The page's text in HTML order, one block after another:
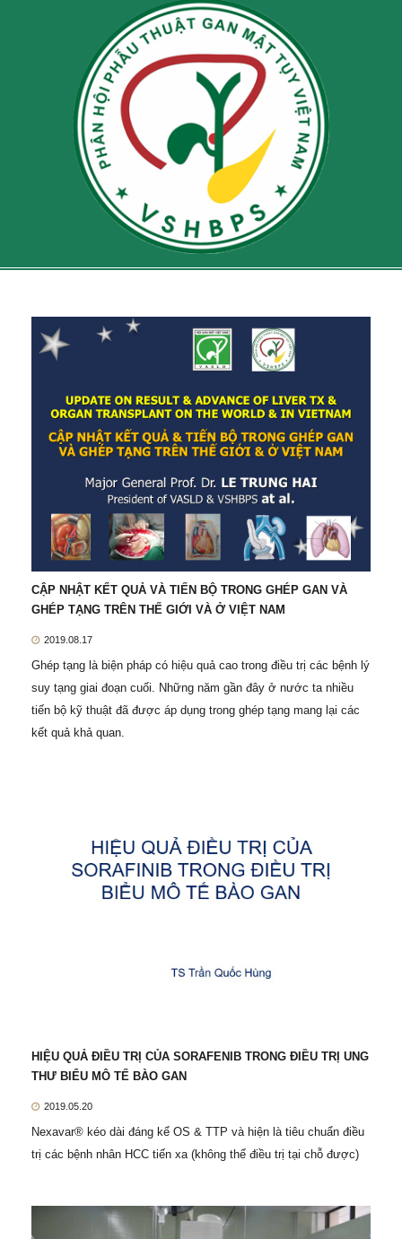
CẬP NHẬT KẾT QUẢ VÀ TIẾN BỘ TRONG GHÉP GAN VÀ
GHÉP TẠNG TRÊN THẾ GIỚI VÀ Ở VIỆT NAM
2019.08.17
Ghép tạng là biện pháp có hiệu quả cao trong điều trị các bệnh lý
suy tạng giai đoạn cuối. Những năm gần đây ở nước ta nhiều
tiến bộ kỹ thuật đã được áp dụng trong ghép tạng mang lại các
kết quả khả quan.
HIỆU QUẢ ĐIỀU TRỊ CỦA SORAFENIB TRONG ĐIỀU TRỊ UNG
THƯ BIỂU MÔ TẾ BÀO GAN
2019.05.20
Nexavar® kéo dài đáng kể OS & TTP và hiện là tiêu chuẩn điều
trị các bệnh nhân HCC tiến xa (không thể điều trị tại chỗ được)